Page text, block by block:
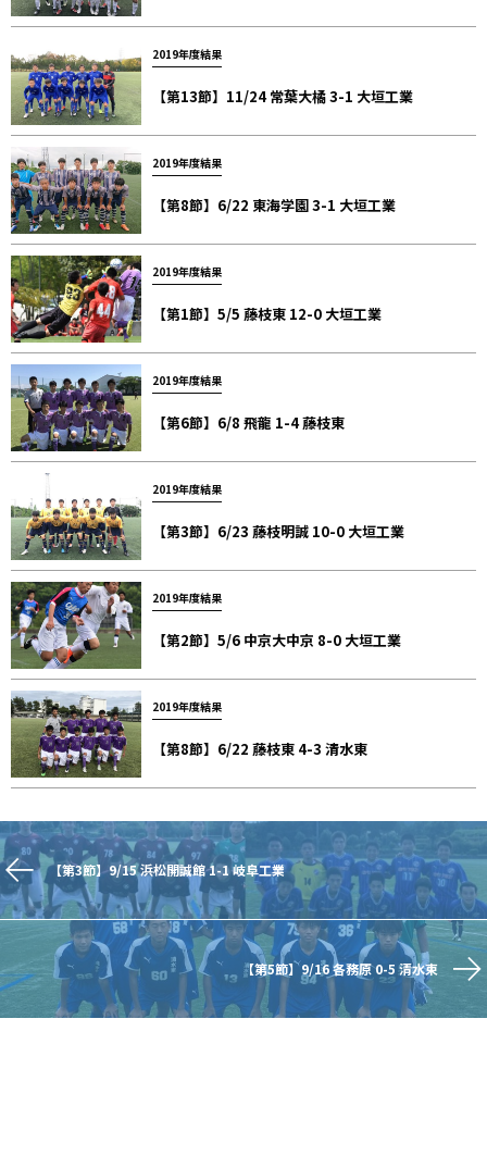
2019年度結果
【第13節】11/24 常葉大橘 3-1 大垣工業
2019年度結果
【第8節】6/22 東海学園 3-1 大垣工業
2019年度結果
【第1節】5/5 藤枝東 12-0 大垣工業
2019年度結果
【第6節】6/8 飛龍 1-4 藤枝東
2019年度結果
【第3節】6/23 藤枝明誠 10-0 大垣工業
2019年度結果
【第2節】5/6 中京大中京 8-0 大垣工業
2019年度結果
【第8節】6/22 藤枝東 4-3 清水東
【第3節】9/15 浜松開誠館 1-1 岐阜工業
【第5節】9/16 各務原 0-5 清水東